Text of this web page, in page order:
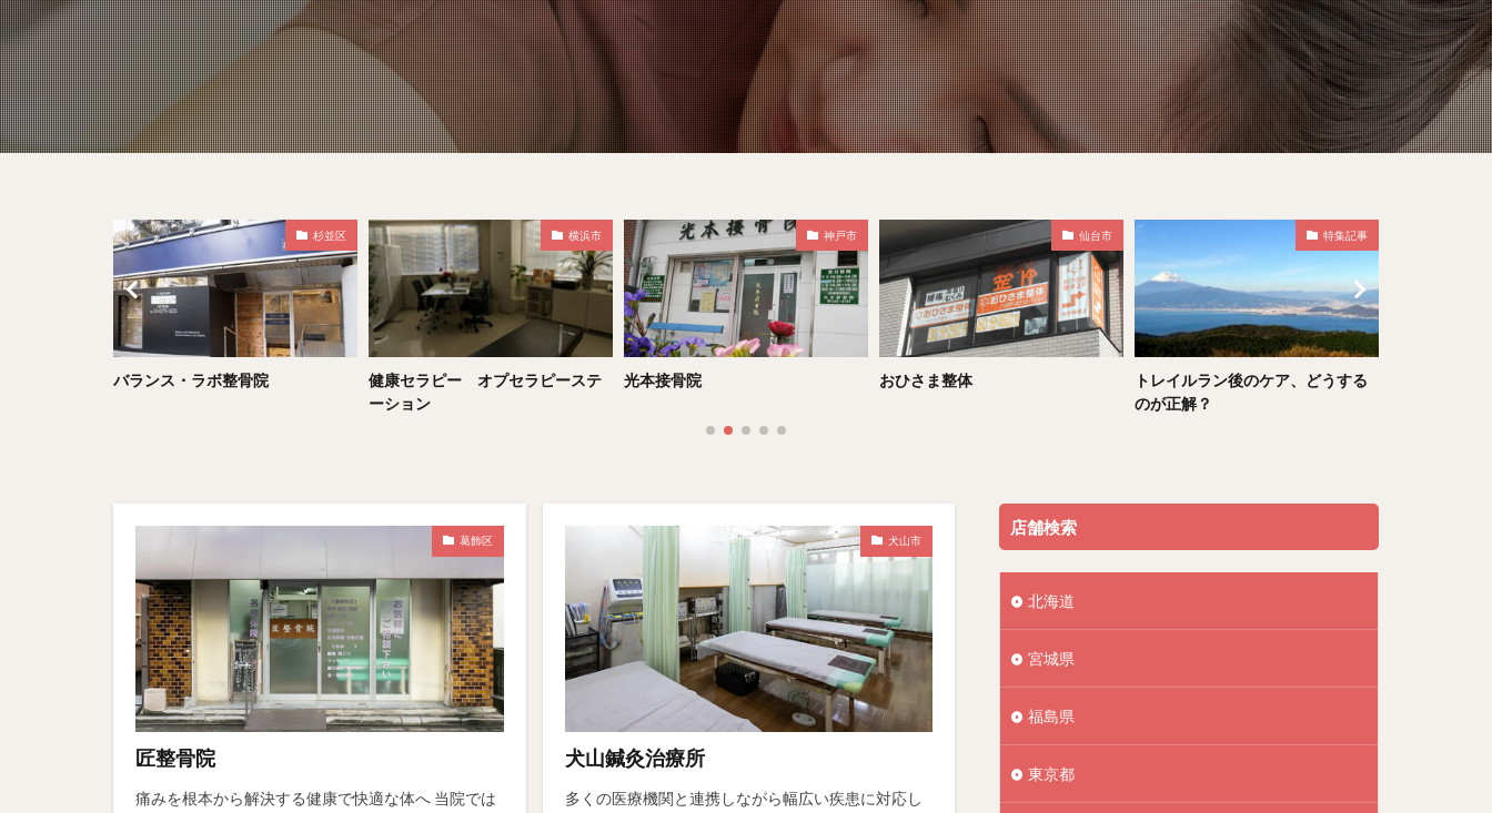
横浜市
健康セラピー オプセラピーステ
神戸市
光本接骨院
仙台市
おひさま整体
特集記事
トレイルラン後のケア、どうする
杉並区
バランス・ラボ整骨院
葛飾区
匠整骨院
痛みを根本から解決する健康で快適な体へ 当院では
犬山市
犬山鍼灸治療所
多くの医療機関と連携しながら幅広い疾患に対応し
店舗検索
北海道
宮城県
福島県
東京都